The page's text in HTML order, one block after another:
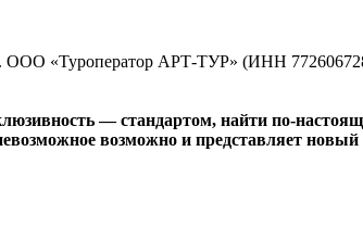
ООО «Туроператор АРТ-ТУР» (ИНН
— стандартом, найти по-
возможно и представляет